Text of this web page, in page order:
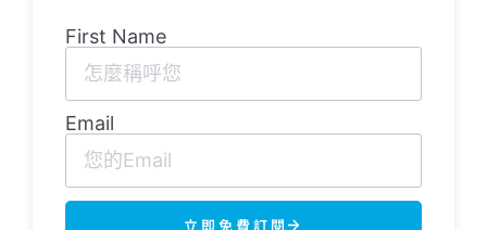
First Name
Email
立即免費訂閱